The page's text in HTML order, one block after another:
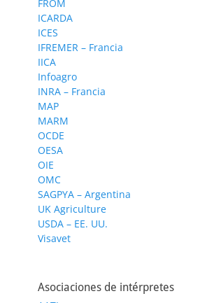
FROM
ICARDA
ICES
IFREMER – Francia
IICA
Infoagro
INRA – Francia
MAP
MARM
OCDE
OESA
OIE
OMC
SAGPYA – Argentina
UK Agriculture
USDA – EE. UU.
Visavet
Asociaciones de intérpretes